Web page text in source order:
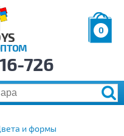
0
р.
726
и формы